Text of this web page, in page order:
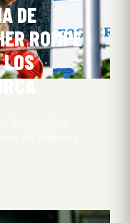
DE
ROMPE